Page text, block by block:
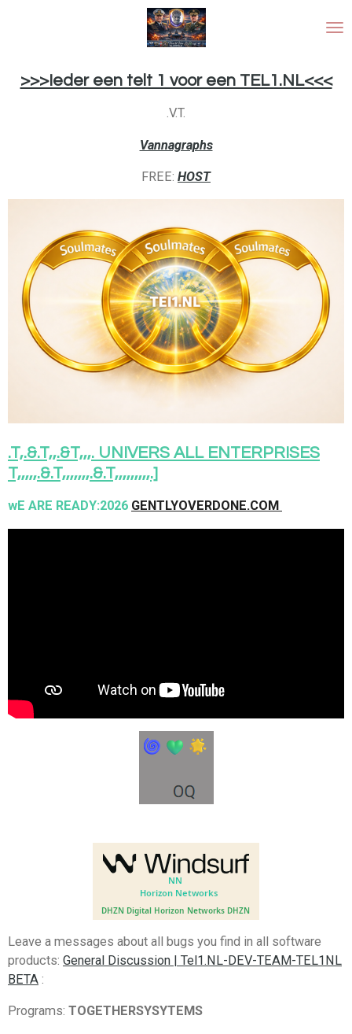
de
hoofdinhoud
>>>Ieder een telt 1 voor een TEL1.NL<<<
.V.T.
Vannagraphs
FREE: HOST
.T,.&.T,,.&T,,,. UNIVERS ALL ENTERPRISES
T,,,,,.&.T,,,,,,,.&.T,,,,,,,,,.]
wE ARE READY:2026 GENTLYOVERDONE.COM
Leave a messages about all bugs you find in all software
products: General Discussion | Tel1.NL-DEV-TEAM-TEL1NL
BETA :
Programs: TOGETHERSYSYTEMS